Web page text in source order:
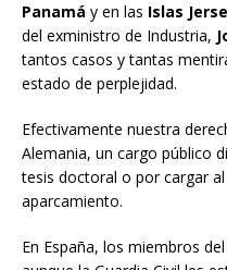
Panamá y en las Islas
del exministro de Industria,
tantos casos y tantas
estado de perplejidad.
Efectivamente nuestra
Alemania, un cargo público
tesis doctoral o por cargar
aparcamiento.
En España, los miembros